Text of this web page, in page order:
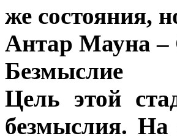
же состояния,
Антар Мауна –
Безмыслие
Цель этой
безмыслия. На